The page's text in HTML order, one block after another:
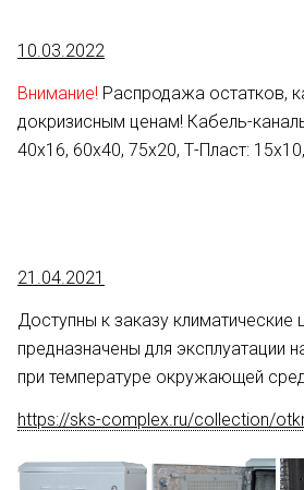
10.03.2022
Внимание! Распродажа остатков,
докризисным ценам! Кабель-
40х16, 60х40, 75х20, Т-Пласт:
21.04.2021
Доступны к заказу
предназначены для эксплуатации
при температуре окружающей
https://sks-complex.ru/collection/